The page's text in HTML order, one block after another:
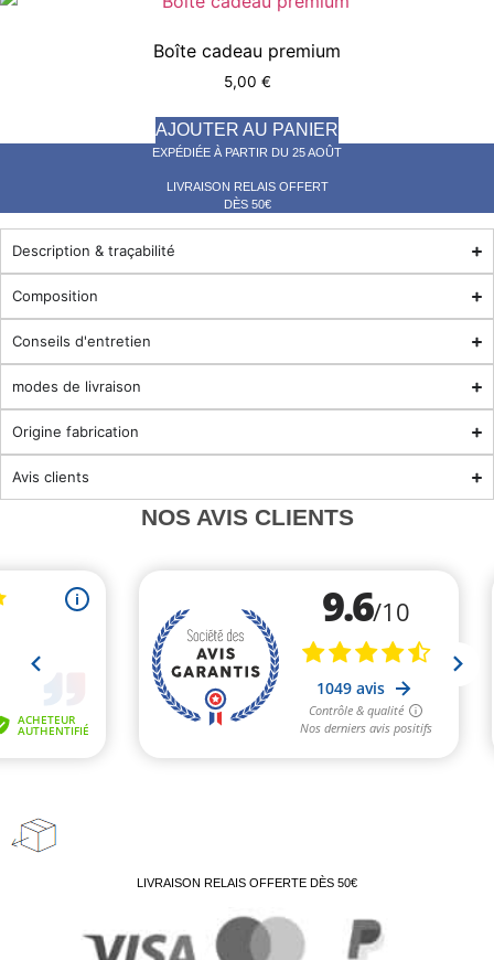
Boîte cadeau premium
5,00 €
AJOUTER AU PANIER
EXPÉDIÉE À PARTIR DU 25 AOÛT
LIVRAISON RELAIS OFFERT
DÈS 50€
Description & traçabilité
Composition
Conseils d'entretien
modes de livraison
Origine fabrication
Avis clients
NOS AVIS CLIENTS
LIVRAISON RELAIS OFFERTE DÈS 50€